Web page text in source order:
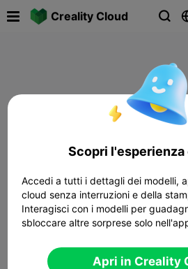
Creality Cloud 
Scopri
Accedi a tutti i dettagli dei modelli,
cloud senza interruzioni e della
Interagisci con i modelli per
sbloccare altre sorprese solo
Apri in Creality